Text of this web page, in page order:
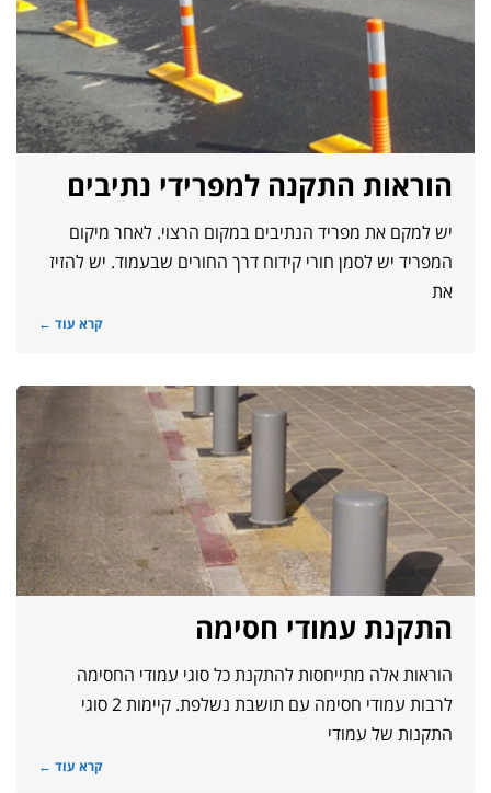
הוראות התקנה למפרידי נתיבים
יש למקם את מפריד הנתיבים במקום הרצוי. לאחר מיקום
המפריד יש לסמן חורי קידוח דרך החורים שבעמוד. יש להזיז
את
קרא עוד ←
התקנת עמודי חסימה
הוראות אלה מתייחסות להתקנת כל סוגי עמודי החסימה
לרבות עמודי חסימה עם תושבת נשלפת. קיימות 2 סוגי
התקנות של עמודי
קרא עוד ←